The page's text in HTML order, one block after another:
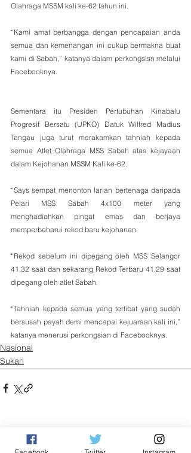
Olahraga MSSM kali ke-62 tahun ini.
“Kami amat berbangga dengan pencapaian anda
semua dan kemenangan ini cukup bermakna buat
kami di Sabah,” katanya dalam perkongsisn melalui
Facebooknya.
Sementara itu Presiden Pertubuhan Kinabalu
Progresif Bersatu (UPKO) Datuk Wilfred Madius
Tangau juga turut merakamkan tahniah kepada
semua Atlet Olahraga MSS Sabah atas kejayaan
dalam Kejohanan MSSM Kali ke-62.
“Says sempat menonton larian bertenaga daripada
Pelari MSS Sabah 4x100 meter yang
menghadiahkan pingat emas dan berjaya
memperbaharui rekod baru kejohanan.
“Rekod sebelum ini dipegang oleh MSS Selangor
41.32 saat dan sekarang Rekod Terbaru 41.29 saat
dipegang oleh atlet Sabah.
“Tahniah kepada semua yang terlibat yang sudah
bersusah payah demi mencapai kejuaraan kali ini,”
katanya menerusi perkongsian di Facebooknya.
Nasional
Sukan
Related Posts